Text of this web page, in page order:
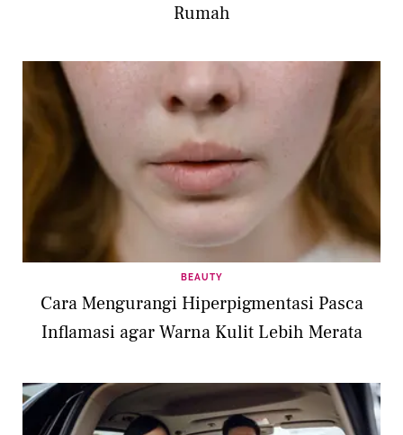
Rumah
BEAUTY
Cara Mengurangi Hiperpigmentasi Pasca
Inflamasi agar Warna Kulit Lebih Merata